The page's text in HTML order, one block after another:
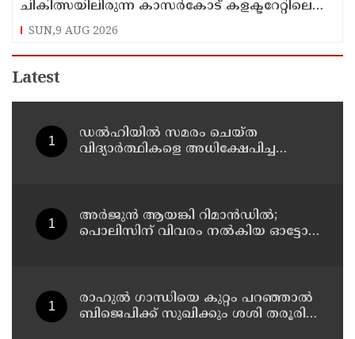
ചികിത്സയിലിരുന്ന കാസര്‍കോട് കളക്ടറേറ്റിലെ
സീനിയര്‍ ക്ലര്‍ക്ക് മരിച്ചു
SUN,9 AUG 2026
Latest
ഡൽഹിയിൽ സമരം ചെയ്ത
വിദ്യാർത്ഥികളെ അധിക്ഷേപിച്ച
അര്‍ജുന്‍ ആയങ്കി റിമാന്‍ഡില്‍;
പൊലിസിന് വിവരം നൽകിയ ഓട്ടോ
രാഹുല്‍ ഗാന്ധിയെ കുറ്റം പറഞ്ഞാല്‍
ബിജെപിക്ക് സുഖിക്കും ശശി തരൂരിന്